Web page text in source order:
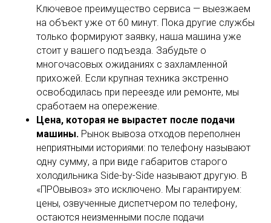
Ключевое преимущество сервиса — выезжаем
на объект уже от 60 минут. Пока другие службы
только формируют заявку, наша машина уже
стоит у вашего подъезда. Забудьте о
многочасовых ожиданиях с захламленной
прихожей. Если крупная техника экстренно
освободилась при переезде или ремонте, мы
сработаем на опережение.
Цена, которая не вырастет после подачи
машины. Рынок вывоза отходов переполнен
неприятными историями: по телефону называют
одну сумму, а при виде габаритов старого
холодильника Side-by-Side называют другую. В
«ПРОвывоз» это исключено. Мы гарантируем:
цены, озвученные диспетчером по телефону,
остаются неизменными после подачи